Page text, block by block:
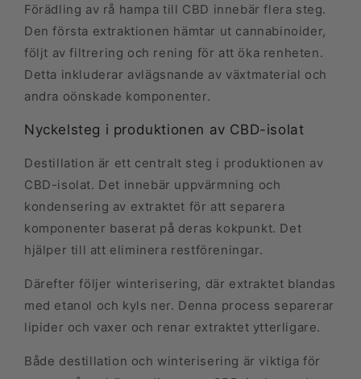
Förädling av rå hampa till CBD innebär flera steg.
Den första extraktionen hämtar ut cannabinoider,
följt av filtrering och rening för att öka renheten.
Detta inkluderar avlägsnande av växtmaterial och
andra oönskade komponenter.
Nyckelsteg i produktionen av CBD-isolat
Destillation är ett centralt steg i produktionen av
CBD-isolat. Det innebär uppvärmning och
kondensering av extraktet för att separera
komponenter baserat på deras kokpunkt. Det
hjälper till att eliminera restföreningar.
Därefter följer winterisering, där extraktet blandas
med etanol och kyls ner. Denna process separerar
lipider och vaxer och renar extraktet ytterligare.
Både destillation och winterisering är viktiga för